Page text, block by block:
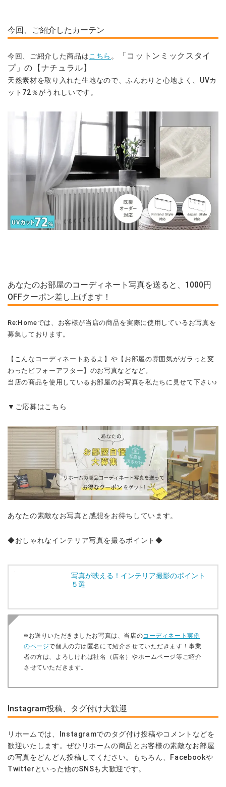
今回、ご紹介したカーテン
今回、ご紹介した商品はこちら 。
「コットンミックスタイ
プ」の【ナチュラル】
天然素材を取り入れた生地なので、ふんわりと心地よく、UVカ
ット72％がうれしいです。
あなたのお部屋のコーディネート写真を送ると、1000円
OFFクーポン差し上げます！
Re:Homeでは、お客様が当店の商品を実際に使用しているお写真を
募集しております。
【こんなコーディネートあるよ】や【お部屋の雰囲気がガラっと変
わったビフォーアフター】のお写真などなど。
当店の商品を使用しているお部屋のお写真を私たちに見せて下さい♪
▼ご応募はこちら
あなたの素敵なお写真と感想をお待ちしています。
◆おしゃれなインテリア写真を撮るポイント◆
写真が映える！インテリア撮影のポイント
５選
※お送りいただきましたお写真は、当店のコーディネート実例
のページで個人の方は匿名にて紹介させていただきます！事業
者の方は、よろしければ社名（店名）やホームページ等ご紹介
させていただきます。
Instagram投稿、タグ付け大歓迎
リホームでは、Instagramでのタグ付け投稿やコメントなどを
歓迎いたします。ぜひリホームの商品とお客様の素敵なお部屋
の写真をどんどん投稿してください。
もちろん、Facebookや
Twitterといった他のSNSも大歓迎です。